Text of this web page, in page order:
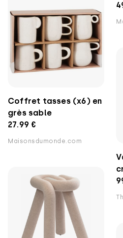
Coffret tasses (x6) en
grès sable
27.99 €
Maisonsdumonde.com